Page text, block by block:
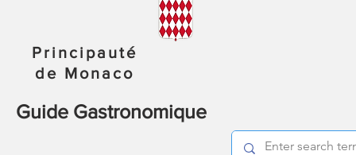
Principauté
de Monaco
Guide Gastronomique